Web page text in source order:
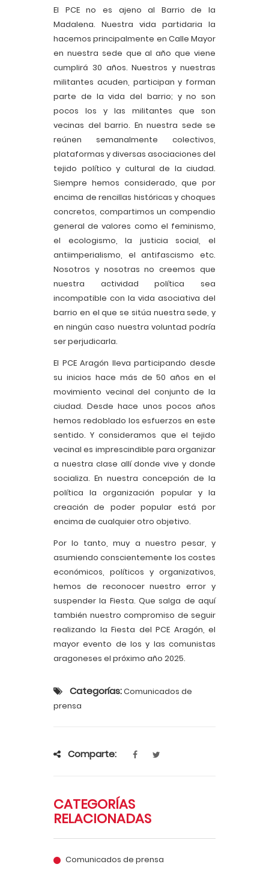
El PCE no es ajeno al Barrio de la
Madalena. Nuestra vida partidaria la
hacemos principalmente en Calle Mayor
en nuestra sede que al año que viene
cumplirá 30 años. Nuestros y nuestras
militantes acuden, participan y forman
parte de la vida del barrio; y no son
pocos los y las militantes que son
vecinas del barrio. En nuestra sede se
reúnen semanalmente colectivos,
plataformas y diversas asociaciones del
tejido político y cultural de la ciudad.
Siempre hemos considerado, que por
encima de rencillas históricas y choques
concretos, compartimos un compendio
general de valores como el feminismo,
el ecologismo, la justicia social, el
antiimperialismo, el antifascismo etc.
Nosotros y nosotras no creemos que
nuestra actividad política sea
incompatible con la vida asociativa del
barrio en el que se sitúa nuestra sede, y
en ningún caso nuestra voluntad podría
ser perjudicarla.
El PCE Aragón lleva participando desde
su inicios hace más de 50 años en el
movimiento vecinal del conjunto de la
ciudad. Desde hace unos pocos años
hemos redoblado los esfuerzos en este
sentido. Y consideramos que el tejido
vecinal es imprescindible para organizar
a nuestra clase allí donde vive y donde
socializa. En nuestra concepción de la
política la organización popular y la
creación de poder popular está por
encima de cualquier otro objetivo.
Por lo tanto, muy a nuestro pesar, y
asumiendo conscientemente los costes
económicos, políticos y organizativos,
hemos de reconocer nuestro error y
suspender la Fiesta. Que salga de aquí
también nuestro compromiso de seguir
realizando la Fiesta del PCE Aragón, el
mayor evento de los y las comunistas
aragoneses el próximo año 2025.
Categorías:Comunicados de
prensa
Comparte:
CATEGORÍAS
RELACIONADAS
Comunicados de prensa